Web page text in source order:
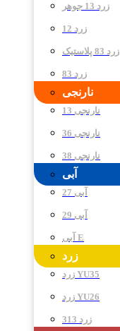
زرد 13 جوهر
زرد 12
زرد 83 پلاستیک
زرد 83
نارنجی
نارنجی 13
نارنجی 36
نارنجی 38
آبی
آبی 27
آبی 29
آبی E
زرد
زرد YU35
زرد YU26
زرد 313